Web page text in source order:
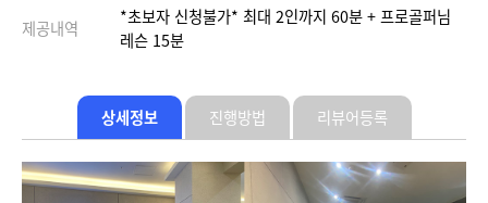
제공내역
*초보자 신청불가* 최대 2인까지 60분 + 프로골퍼님
레슨 15분
상세정보 진행방법 리뷰어등록